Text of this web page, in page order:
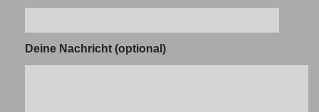
Deine Nachricht (optional)